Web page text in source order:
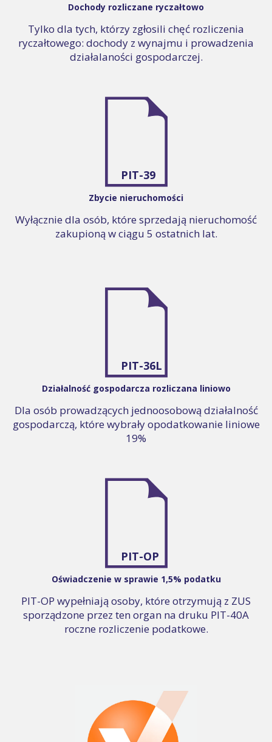
Dochody rozliczane ryczałtowo
Tylko dla tych, którzy zgłosili chęć rozliczenia
ryczałtowego: dochody z wynajmu i prowadzenia
działalaności gospodarczej.
PIT-39
Zbycie nieruchomości
Wyłącznie dla osób, które sprzedają nieruchomość
zakupioną w ciągu 5 ostatnich lat.
PIT-36L
Działalność gospodarcza rozliczana liniowo
Dla osób prowadzących jednoosobową działalność
gospodarczą, które wybrały opodatkowanie liniowe
19%
PIT-OP
Oświadczenie w sprawie 1,5% podatku
PIT-OP wypełniają osoby, które otrzymują z ZUS
sporządzone przez ten organ na druku PIT-40A
roczne rozliczenie podatkowe.